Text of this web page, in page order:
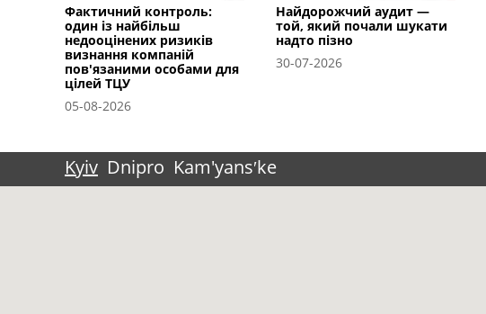
Фактичний контроль:
один із найбільш
недооцінених ризиків
визнання компаній
пов'язаними особами для
цілей ТЦУ
05-08-2026
Найдорожчий аудит —
той, який почали шукати
надто пізно
30-07-2026
Kyiv Dnipro Kam'yansʹke